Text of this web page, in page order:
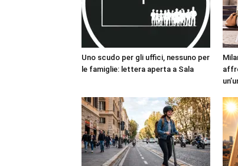
Uno scudo per gli uffici, nessuno per
le famiglie: lettera aperta a Sala